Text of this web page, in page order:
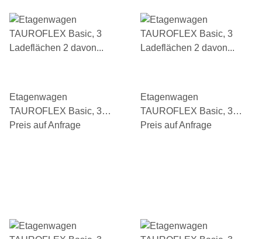
Etagenwagen
TAUROFLEX Basic, 3
Ladeflächen 2 davon mit
Preis auf Anfrage
Etagenwagen
TAUROFLEX Basic, 3
Ladeflächen 2 davon mit
Preis auf Anfrage